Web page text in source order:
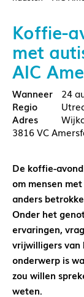
Koffie-
met
AIC
24
3816 VC
De koffie-
om mensen
anders
Onder het
ervaringen,
vrijwilligers van
onderwerp is
zou willen
weten.